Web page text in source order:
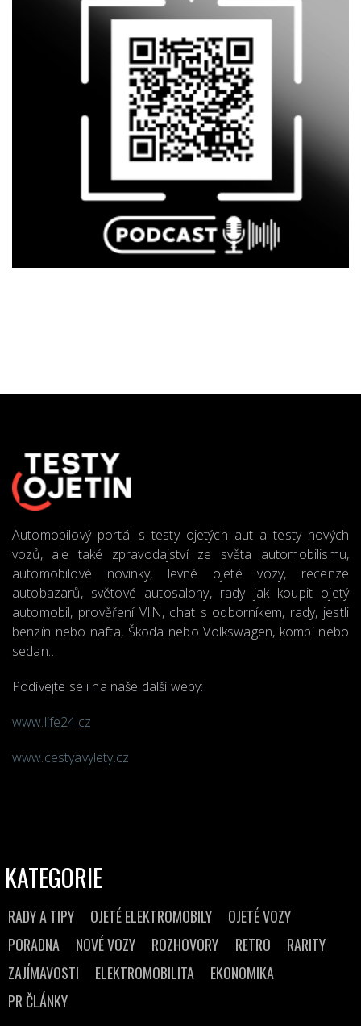
Automobilový portál s testy ojetých aut a testy nových
vozů, ale také zpravodajství ze světa automobilismu,
automobilové novinky, levné ojeté vozy, recenze
autobazarů, světové autosalony, rady jak koupit ojetý
automobil, prověření VIN, chat s odborníkem, rady, jestli
benzín nebo nafta, Škoda nebo Volkswagen, kombi nebo
sedan…
Podívejte se i na naše další weby:
www.life24.cz
www.cestyavylety.cz
KATEGORIE
RADY A TIPY OJETÉ ELEKTROMOBILY
OJETÉ VOZY
PORADNA
NOVÉ VOZY ROZHOVORY RETRO
RARITY
ZAJÍMAVOSTI
ELEKTROMOBILITA
EKONOMIKA
PR ČLÁNKY